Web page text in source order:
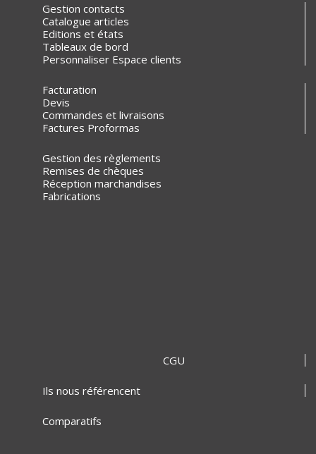
Gestion contacts
Catalogue articles
Editions et états
Tableaux de bord
Personnaliser Espace clients
Facturation
Devis
Commandes et livraisons
Factures Proformas
Gestion des règlements
Remises de chèques
Réception marchandises
Fabrications
CGU
Ils nous référencent
Comparatifs